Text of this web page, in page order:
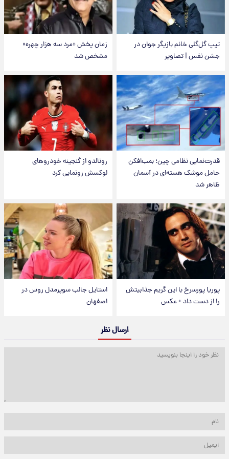
تیپ گل‌گلی خانم بازیگر جوان در
جشن نفس | تصاویر
زمان پخش «مرد سه هزار چهره»
مشخص شد
قدرت‌نمایی نظامی چین؛ بمب‌افکن
حامل موشک هسته‌ای در آسمان
ظاهر شد
رونالدو از گنجینه خودروهای
لوکسش رونمایی کرد
پوریا پورسرخ با این گریم جذابیتش
را از دست داد + عکس
استایل جالب سوپرمدل روس در
اصفهان
ارسال نظر